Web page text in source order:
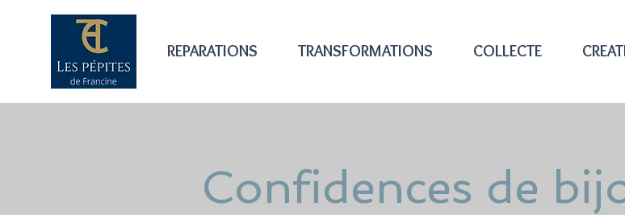
REPARATIONS TRANSFORMATIONS COLLECTE
Confidences de